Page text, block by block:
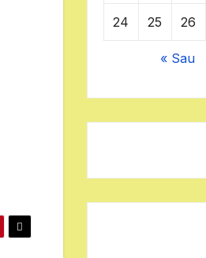
24 25 26
« Sau